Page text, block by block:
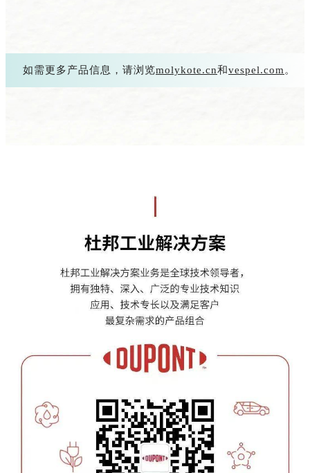
如需更多产品信息，请浏览molykote.cn和vespel.com 。